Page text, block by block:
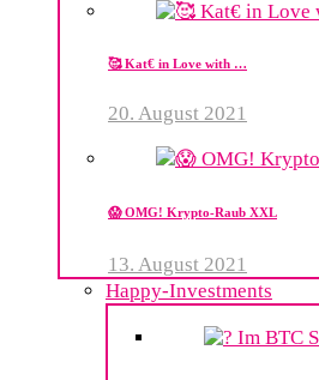
🥰 Kat€ in Love with …
20. August 2021
😱 OMG! Krypto-Raub XXL
13. August 2021
Happy-Investments